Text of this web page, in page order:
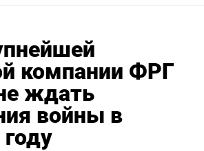
компании ФРГ
ждать
войны в